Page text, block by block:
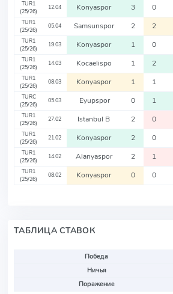
TUR1
(25/26)
12.04 Konyaspor 3 0
TUR1
(25/26)
05.04 Samsunspor 2 2
TUR1
(25/26)
19.03 Konyaspor 1 0
TUR1
(25/26)
14.03 Kocaelispo 1 2
TUR1
(25/26)
08.03 Konyaspor 1 1
TURC
(25/26)
05.03 Eyupspor 0 1
TUR1
(25/26)
27.02 Istanbul B 2 0
TUR1
(25/26)
21.02 Konyaspor 2 0
TUR1
(25/26)
14.02 Alanyaspor 2 1
TUR1
(25/26)
08.02 Konyaspor 0 0
ТАБЛИЦА СТАВОК
Победа
Ничья
Поражение